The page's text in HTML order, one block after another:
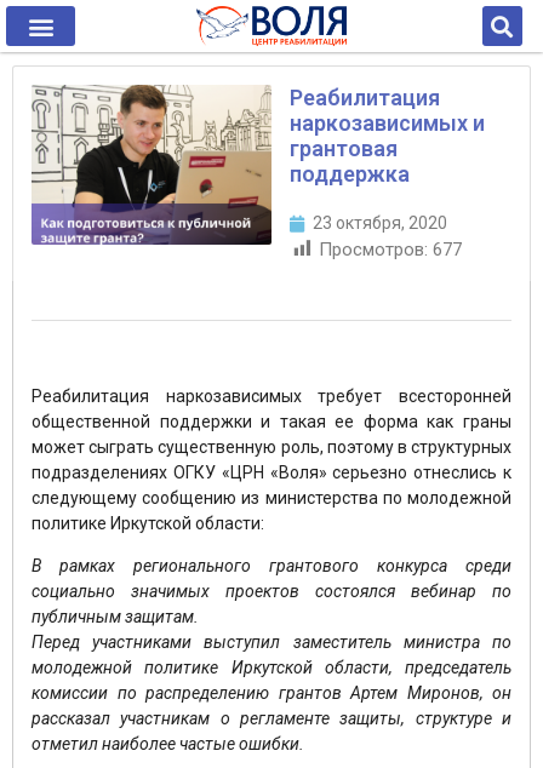
Реабилитация
наркозависимых и
грантовая
поддержка
23 октября, 2020
Просмотров: 677
Реабилитация наркозависимых требует всесторонней
общественной поддержки и такая ее форма как граны
может сыграть существенную роль, поэтому в структурных
подразделениях ОГКУ «ЦРН «Воля» серьезно отнеслись к
следующему сообщению из министерства по молодежной
политике Иркутской области:
В рамках регионального грантового конкурса среди
социально значимых проектов состоялся вебинар по
публичным защитам.
Перед участниками выступил заместитель министра по
молодежной политике Иркутской области, председатель
комиссии по распределению грантов Артем Миронов, он
рассказал участникам о регламенте защиты, структуре и
отметил наиболее частые ошибки.